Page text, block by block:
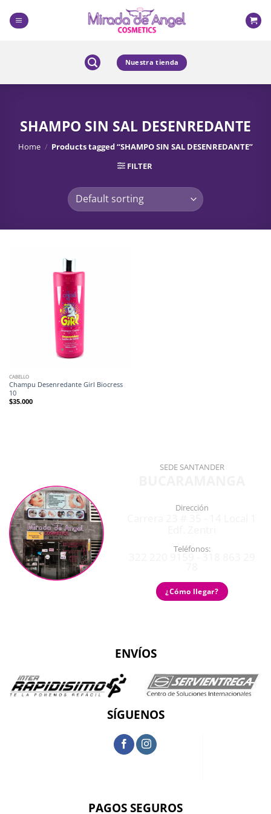
content
Nuestra tienda
SHAMPO SIN SAL DESENREDANTE
Home / Products tagged “SHAMPO SIN SAL DESENREDANTE”
FILTER
CABELLO
Champu Desenredante Girl Biocress
10
$35.000
SEDE SANTANDER
Dirección
Teléfonos:
¿Cómo llegar?
ENVÍOS
SÍGUENOS
PAGOS SEGUROS